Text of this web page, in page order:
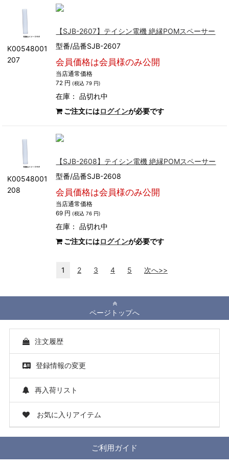
K00548001
207
【SJB-2607】テイシン電機 絶縁POMスペーサー
型番/品番SJB-2607
会員価格は会員様のみ公開
当店通常価格
72 円 (税込 79 円)
在庫：品切れ中
ご注文にはログインが必要です
K00548001
208
【SJB-2608】テイシン電機 絶縁POMスペーサー
型番/品番SJB-2608
会員価格は会員様のみ公開
当店通常価格
69 円 (税込 76 円)
在庫：品切れ中
ご注文にはログインが必要です
1 2 3 4 5 次へ>>
ページトップへ
注文履歴
登録情報の変更
再入荷リスト
お気に入りアイテム
ご利用ガイド